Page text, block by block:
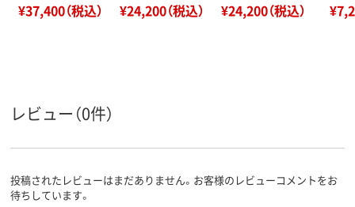
¥37,400（税込） ¥24,200（税込） ¥24,200（税込）
レビュー（0件）
投稿されたレビューはまだありません。お客様のレビューコメントをお
待ちしています。